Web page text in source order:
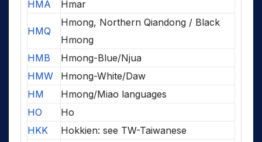
HMA
Hmar
HMQ
Hmong, Northern Qiandong / Black
Hmong
HMB
Hmong-Blue/Njua
HMW
Hmong-White/Daw
HM
Hmong/Miao languages
HO
Ho
HKK
Hokkien: see TW-Taiwanese